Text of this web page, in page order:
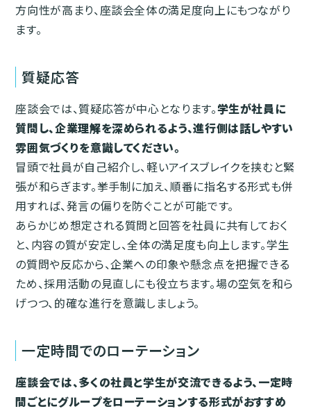
方向性が高まり、座談会全体の満足度向上にもつながり
ます。
質疑応答
座談会では、質疑応答が中心となります。学生が社員に
質問し、企業理解を深められるよう、進行側は話しやすい
雰囲気づくりを意識してください。
冒頭で社員が自己紹介し、軽いアイスブレイクを挟むと緊
張が和らぎます。挙手制に加え、順番に指名する形式も併
用すれば、発言の偏りを防ぐことが可能です。
あらかじめ想定される質問と回答を社員に共有しておく
と、内容の質が安定し、全体の満足度も向上します。学生
の質問や反応から、企業への印象や懸念点を把握できる
ため、採用活動の見直しにも役立ちます。場の空気を和ら
げつつ、的確な進行を意識しましょう。
一定時間でのローテーション
座談会では、多くの社員と学生が交流できるよう、一定時
間ごとにグループをローテーションする形式がおすすめ